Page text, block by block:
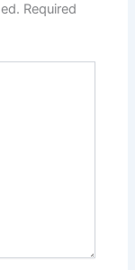
Required